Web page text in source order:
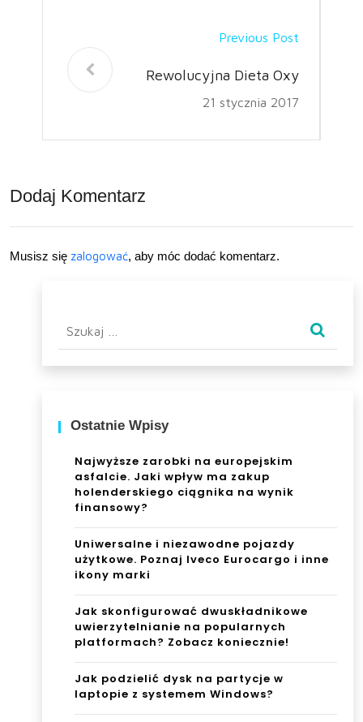
Previous Post
Rewolucyjna Dieta Oxy
21 stycznia 2017
Dodaj Komentarz
Musisz się zalogować, aby móc dodać komentarz.
Ostatnie Wpisy
Najwyższe zarobki na europejskim
asfalcie. Jaki wpływ ma zakup
holenderskiego ciągnika na wynik
finansowy?
Uniwersalne i niezawodne pojazdy
użytkowe. Poznaj Iveco Eurocargo i inne
ikony marki
Jak skonfigurować dwuskładnikowe
uwierzytelnianie na popularnych
platformach? Zobacz koniecznie!
Jak podzielić dysk na partycje w
laptopie z systemem Windows?